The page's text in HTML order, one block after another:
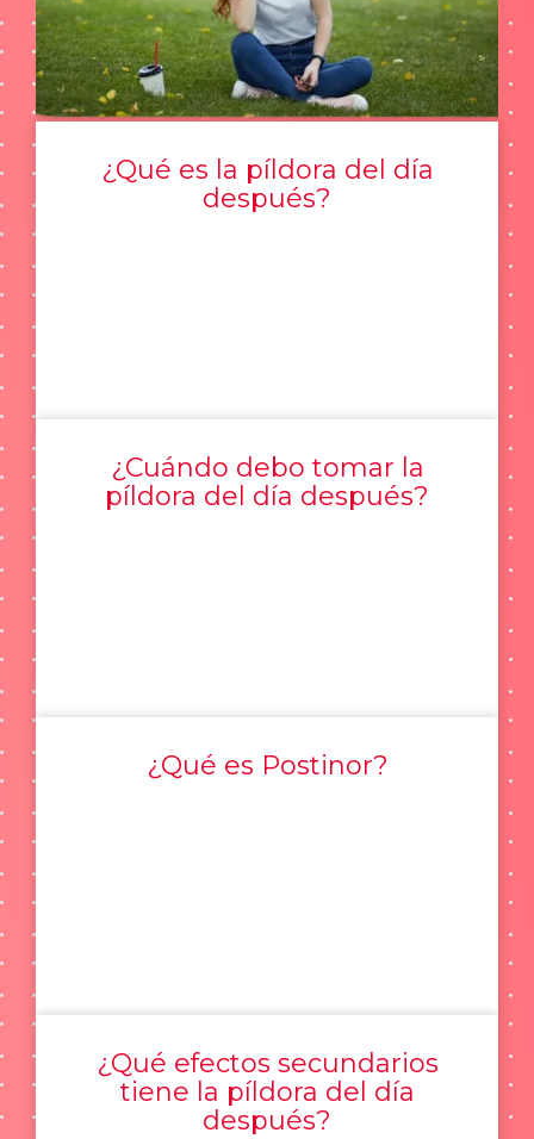
¿Qué es la píldora del día
después?
¿Cuándo debo tomar la
píldora del día después?
¿Qué es Postinor?
¿Qué efectos secundarios
tiene la píldora del día
después?